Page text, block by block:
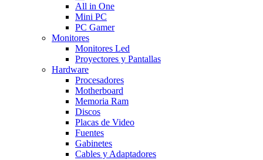
All in One
Mini PC
PC Gamer
Monitores
Monitores Led
Proyectores y Pantallas
Hardware
Procesadores
Motherboard
Memoria Ram
Discos
Placas de Video
Fuentes
Gabinetes
Cables y Adaptadores